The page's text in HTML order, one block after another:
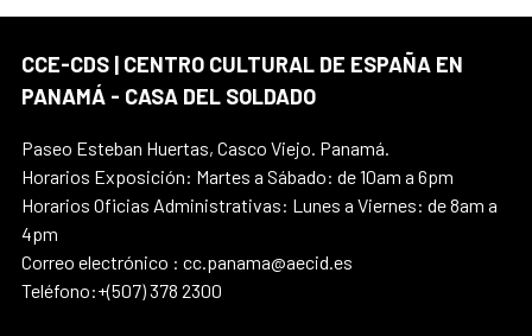
CCE-CDS | CENTRO CULTURAL DE ESPAÑA EN
PANAMÁ - CASA DEL SOLDADO
Paseo Esteban Huertas, Casco Viejo. Panamá.
Horarios Exposición: Martes a Sábado: de 10am a 6pm
Horarios Oficias Administrativas: Lunes a Viernes: de 8am a
4pm
Correo electrónico : cc.panama@aecid.es
Teléfono:+(507) 378 2300